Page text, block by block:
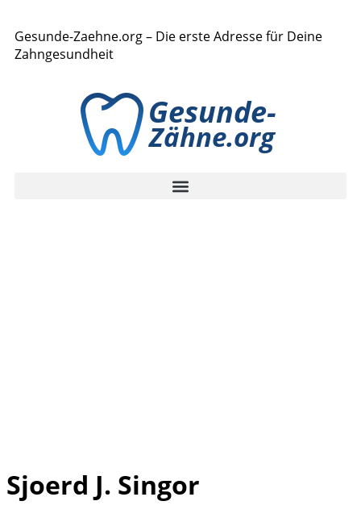
Gesunde-Zaehne.org – Die erste Adresse für Deine
Zahngesundheit
Sjoerd J. Singor